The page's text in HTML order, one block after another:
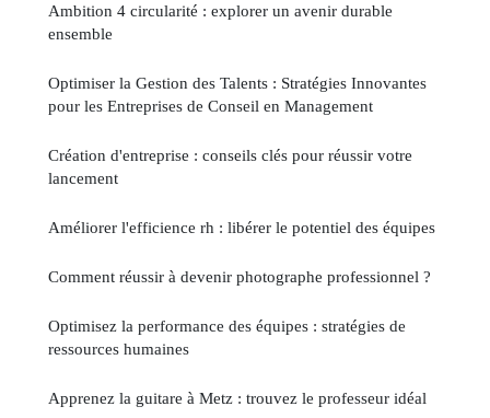
Ambition 4 circularité : explorer un avenir durable
ensemble
Optimiser la Gestion des Talents : Stratégies Innovantes
pour les Entreprises de Conseil en Management
Création d'entreprise : conseils clés pour réussir votre
lancement
Améliorer l'efficience rh : libérer le potentiel des équipes
Comment réussir à devenir photographe professionnel ?
Optimisez la performance des équipes : stratégies de
ressources humaines
Apprenez la guitare à Metz : trouvez le professeur idéal